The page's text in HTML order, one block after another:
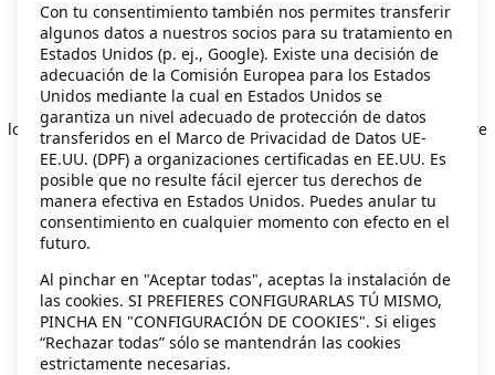
Application error: a client-side exception has occurred
loadingsecondhand.ikea.com (see the browser console for more
information).
Con tu consentimiento también nos permites transferir
algunos datos a nuestros socios para su tratamiento en
Estados Unidos (p. ej., Google). Existe una decisión de
adecuación de la Comisión Europea para los Estados
Unidos mediante la cual en Estados Unidos se
garantiza un nivel adecuado de protección de datos
transferidos en el Marco de Privacidad de Datos UE-
EE.UU. (DPF) a organizaciones certificadas en EE.UU. Es
posible que no resulte fácil ejercer tus derechos de
manera efectiva en Estados Unidos. Puedes anular tu
consentimiento en cualquier momento con efecto en el
futuro.
Al pinchar en "Aceptar todas", aceptas la instalación de
las cookies. SI PREFIERES CONFIGURARLAS TÚ MISMO,
PINCHA EN "CONFIGURACIÓN DE COOKIES". Si eliges
“Rechazar todas” sólo se mantendrán las cookies
estrictamente necesarias.